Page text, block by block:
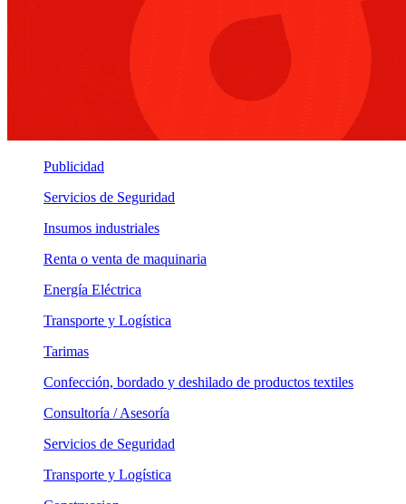
Publicidad
Servicios de Seguridad
Insumos industriales
Renta o venta de maquinaria
Energía Eléctrica
Transporte y Logística
Tarimas
Confección, bordado y deshilado de productos textiles
Consultoría / Asesoría
Servicios de Seguridad
Transporte y Logística